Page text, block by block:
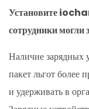
Установите
сотрудники могли
Наличие зарядных
пакет льгот более
и удерживать в